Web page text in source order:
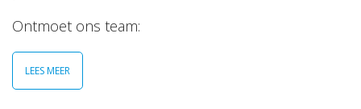
Ontmoet ons team:
LEES MEER